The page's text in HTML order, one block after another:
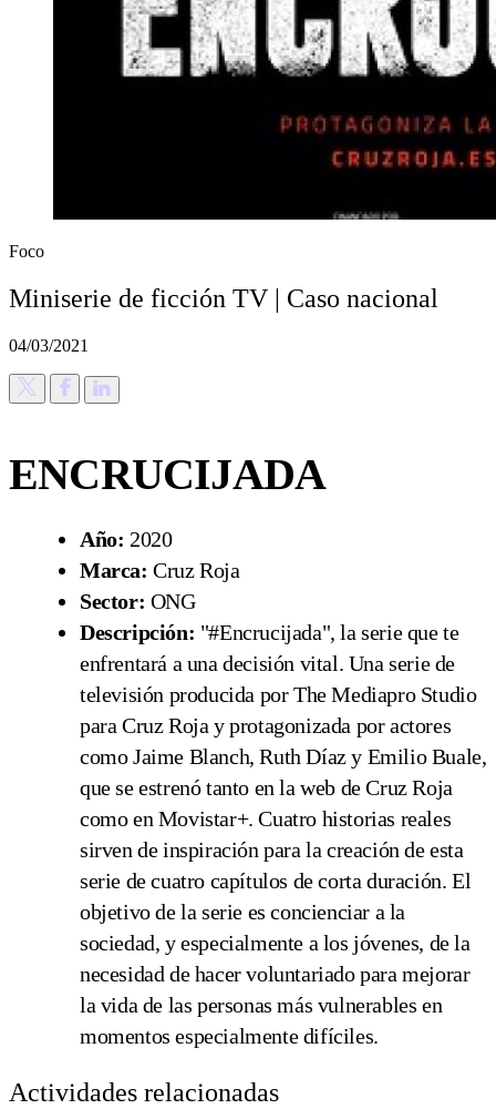
Foco
Miniserie de ficción TV | Caso nacional
04/03/2021
ENCRUCIJADA
Año: 2020
Marca:Cruz Roja
Sector: ONG
Descripción: "#Encrucijada", la serie que te
enfrentará a una decisión vital. Una serie de
televisión producida por The Mediapro Studio
para Cruz Roja y protagonizada por actores
como Jaime Blanch, Ruth Díaz y Emilio Buale,
que se estrenó tanto en la web de Cruz Roja
como en Movistar+. Cuatro historias reales
sirven de inspiración para la creación de esta
serie de cuatro capítulos de corta duración. El
objetivo de la serie es concienciar a la
sociedad, y especialmente a los jóvenes, de la
necesidad de hacer voluntariado para mejorar
la vida de las personas más vulnerables en
momentos especialmente difíciles.
Actividades relacionadas